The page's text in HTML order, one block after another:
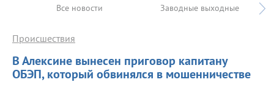
Все новости Заводные выходные
В Алексине вынесен приговор капитану
ОБЭП, который обвинялся в мошенничестве
Происшествия